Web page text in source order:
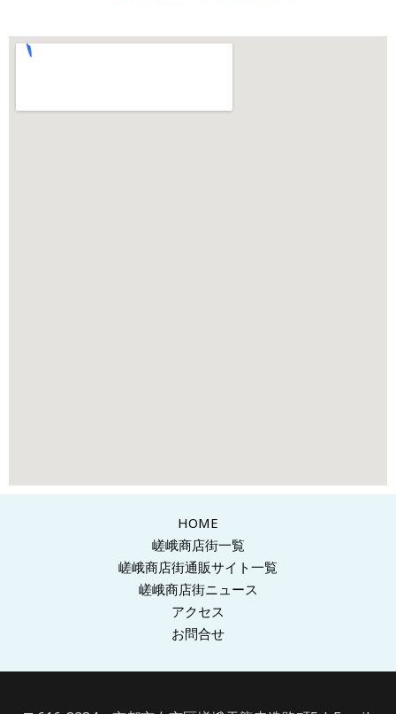
HOME
嵯峨商店街一覧
嵯峨商店街通販サイト一覧
嵯峨商店街ニュース
アクセス
お問合せ